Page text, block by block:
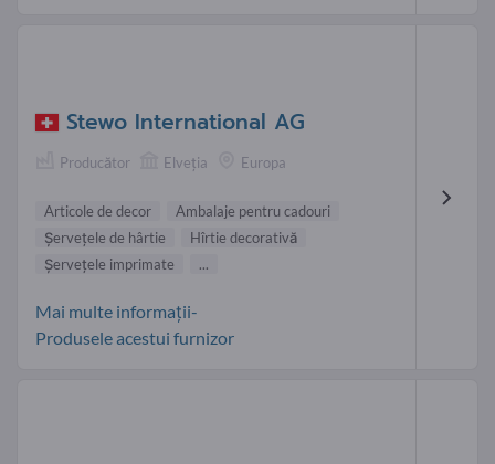
Stewo International AG
Producător Elveţia Europa
Articole de decor
Ambalaje pentru cadouri
Şerveţele de hârtie
Hîrtie decorativă
Şerveţele imprimate
...
Mai multe informații-
Produsele acestui furnizor